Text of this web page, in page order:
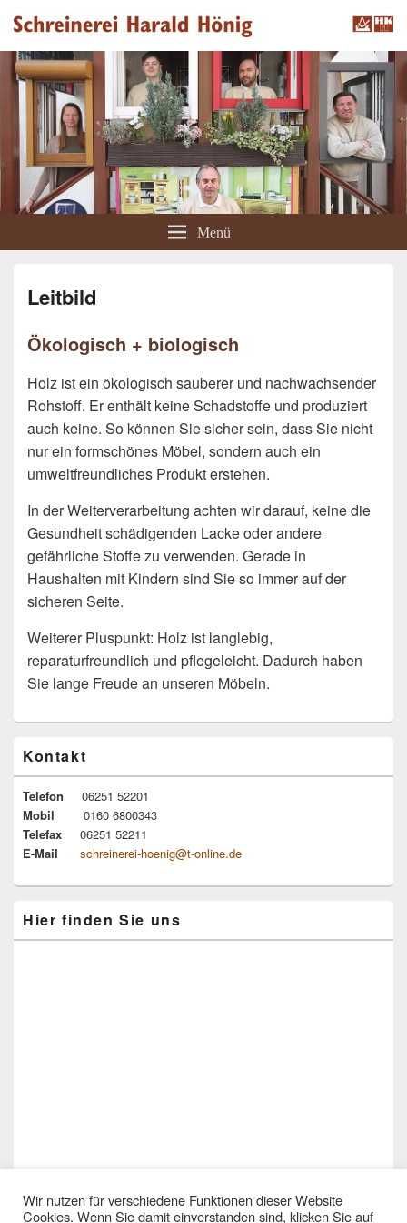
Schreinerei Hönig
Menü
Leitbild
Ökologisch + biologisch
Holz ist ein ökologisch sauberer und nachwachsender
Rohstoff. Er enthält keine Schadstoffe und produziert
auch keine. So können Sie sicher sein, dass Sie nicht
nur ein formschönes Möbel, sondern auch ein
umweltfreundliches Produkt erstehen.
In der Weiterverarbeitung achten wir darauf, keine die
Gesundheit schädigenden Lacke oder andere
gefährliche Stoffe zu verwenden. Gerade in
Haushalten mit Kindern sind Sie so immer auf der
sicheren Seite.
Weiterer Pluspunkt: Holz ist langlebig,
reparaturfreundlich und pflegeleicht. Dadurch haben
Sie lange Freude an unseren Möbeln.
Seitenleisten-
Widgetbereich
Kontakt
Telefon 06251 52201
Mobil 0160 6800343
Telefax 06251 52211
E-Mail schreinerei-hoenig@t-online.de
Hier finden Sie uns
Wir nutzen für verschiedene Funktionen dieser Website
Cookies. Wenn Sie damit einverstanden sind, klicken Sie auf